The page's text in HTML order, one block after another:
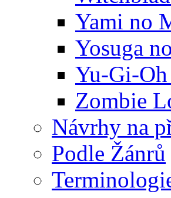
Yami no
Yosuga
Yu-Gi-
Zombie
Návrhy na
Podle Žánrů